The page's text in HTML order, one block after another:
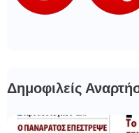
Δημοφιλείς